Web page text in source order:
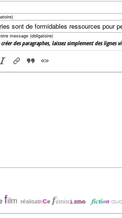
message (obligatoire)
des paragraphes, laissez simplement des lignes